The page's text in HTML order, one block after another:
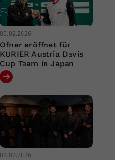
05.02.2026
Ofner eröffnet für
KURIER Austria Davis
Cup Team in Japan
02.02.2026